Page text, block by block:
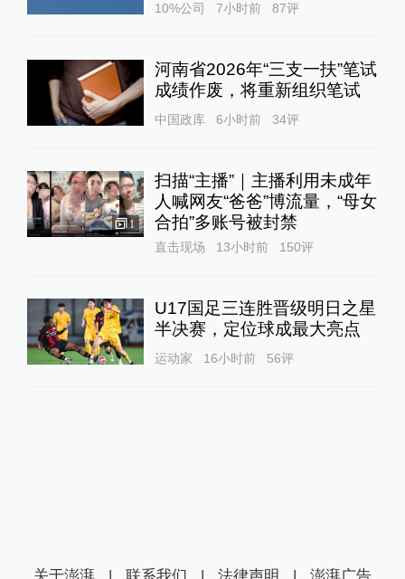
10%公司 7小时前 87评
河南省2026年“三支一扶”笔试
成绩作废，将重新组织笔试
中国政库 6小时前 34评
1
扫描“主播”｜主播利用未成年
人喊网友“爸爸”博流量，“母女
合拍”多账号被封禁
直击现场 13小时前 150评
U17国足三连胜晋级明日之星
半决赛，定位球成最大亮点
运动家 16小时前 56评